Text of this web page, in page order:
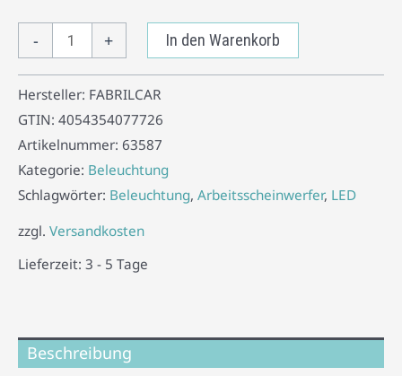
- + In den Warenkorb
Hersteller: FABRILCAR
GTIN: 4054354077726
Artikelnummer: 63587
Kategorie: Beleuchtung
Schlagwörter: Beleuchtung, Arbeitsscheinwerfer, LED
zzgl. Versandkosten
Lieferzeit: 3 - 5 Tage
Beschreibung